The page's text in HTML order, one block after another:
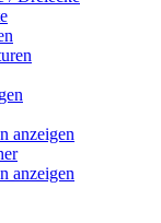
anzeigen
anzeigen